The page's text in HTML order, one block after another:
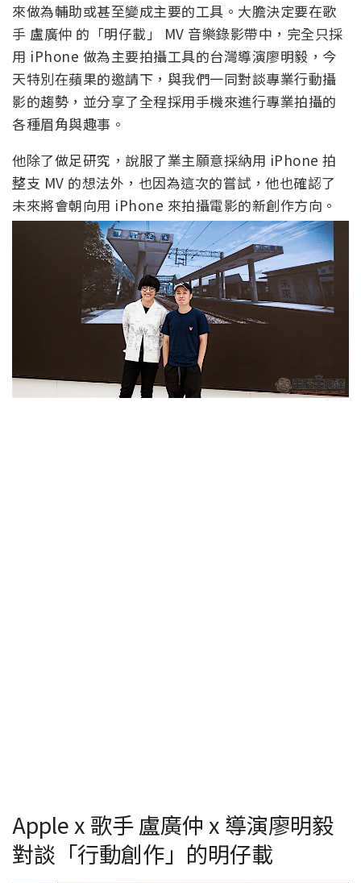
來做為輔助或甚至變成主要的工具。大膽決定要在歌
手 盧廣仲 的「明仔載」 MV 音樂錄影帶中，完全只採
用 iPhone 做為主要拍攝工具的台灣導演廖明毅，今
天特別在蘋果的邀請下，與我們一同對談專業行動攝
影的趨勢，並分享了全程採用手機來進行專業拍攝的
各種眉角與趣事。
他除了做足研究，說服了業主願意採納用 iPhone 拍
整支 MV 的想法外，也因為這次的嘗試，他也確認了
未來將會朝向用 iPhone 來拍攝電影的新創作方向。
Apple x 歌手 盧廣仲 x 導演廖明毅
對談「行動創作」的明仔載